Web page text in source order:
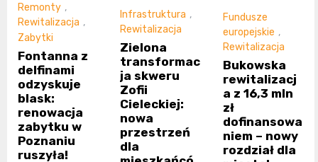
Remonty ,
Rewitalizacja ,
Zabytki
Fontanna z
delfinami
odzyskuje
blask:
renowacja
zabytku w
Poznaniu
ruszyła!
Infrastruktura ,
Rewitalizacja
Zielona
transformac
ja skweru
Zofii
Cieleckiej:
nowa
przestrzeń
dla
Fundusze
europejskie ,
Rewitalizacja
Bukowska
rewitalizacj
a z 16,3 mln
zł
dofinansowa
niem – nowy
rozdział dla